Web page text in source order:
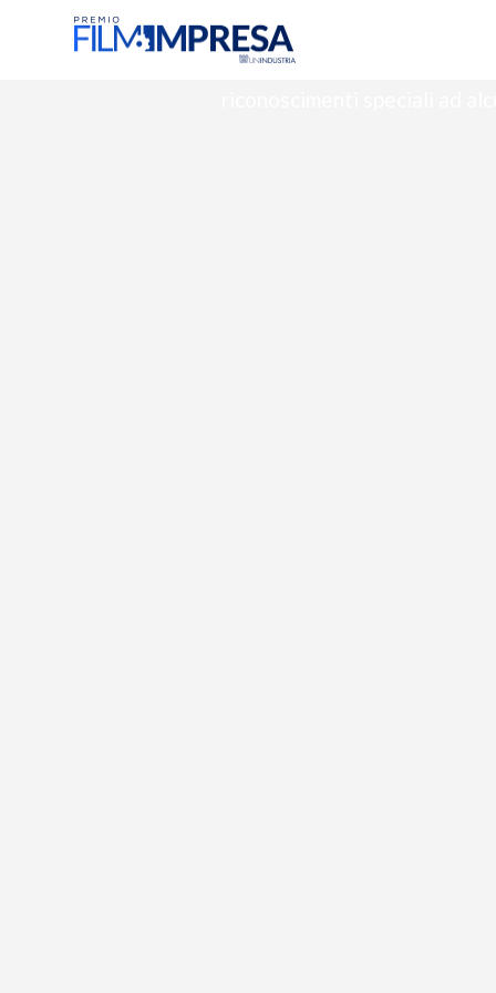
La quarta edizione del Premio Film Impresa ha